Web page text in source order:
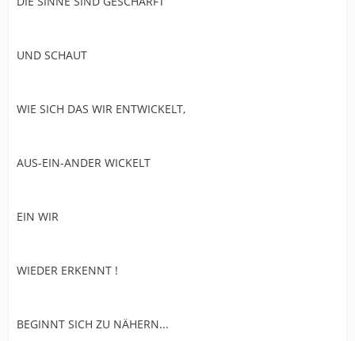
UND SCHAUT
WIE SICH DAS WIR ENTWICKELT,
AUS-EIN-ANDER WICKELT
EIN WIR
WIEDER ERKENNT !
BEGINNT SICH ZU NÄHERN...